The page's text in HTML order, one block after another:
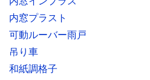
内窓プラスト
可動ルーバー雨戸
吊り車
和紙調格子